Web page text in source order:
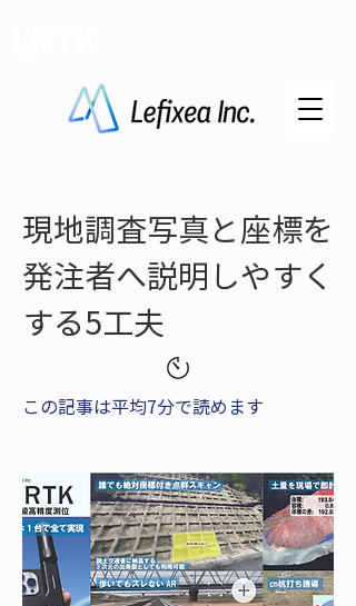
現地調査写真と座標を
発注者へ説明しやすく
する5工夫
この記事は平均7分で読めます